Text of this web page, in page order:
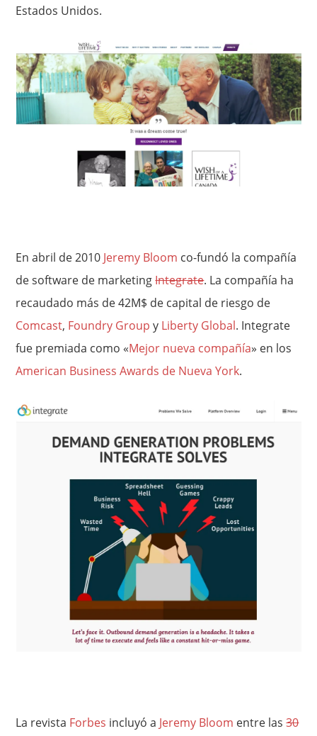
Estados Unidos.
En abril de 2010 Jeremy Bloom co-fundó la compañía
de software de marketingIntegrate. La compañía ha
recaudado más de 42M$ de capital de riesgo de
Comcast, Foundry Group y Liberty Global. Integrate
fue premiada como «Mejor nueva compañía» en los
American Business Awards de Nueva York.
La revista Forbes incluyó a Jeremy Bloom entre las30